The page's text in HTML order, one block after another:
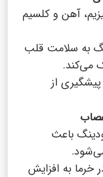
آهن و کلسیم
به سلامت قلب
می‌کند.
از
باعث
خرما به افزایش